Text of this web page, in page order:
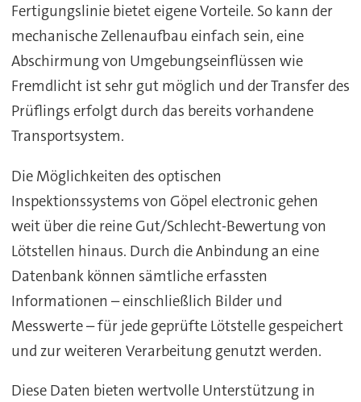
Fertigungslinie bietet eigene Vorteile. So kann der
mechanische Zellenaufbau einfach sein, eine
Abschirmung von Umgebungseinflüssen wie
Fremdlicht ist sehr gut möglich und der Transfer des
Prüflings erfolgt durch das bereits vorhandene
Transportsystem.
Die Möglichkeiten des optischen
Inspektionssystems von Göpel electronic gehen
weit über die reine Gut/Schlecht-Bewertung von
Lötstellen hinaus. Durch die Anbindung an eine
Datenbank können sämtliche erfassten
Informationen – einschließlich Bilder und
Messwerte – für jede geprüfte Lötstelle gespeichert
und zur weiteren Verarbeitung genutzt werden.
Diese Daten bieten wertvolle Unterstützung in